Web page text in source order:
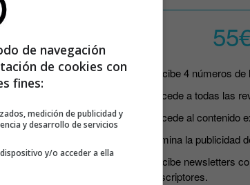
Yorokobu.
en formato digital.
de Yorokobu.
exclusivo para
Recibe 4 números
Accede a todas las
Accede al contenido
Elimina la publicidad
Recibe newsletters
suscriptores.
de navegación
de cookies con
fines:
medición de publicidad y
y desarrollo de servicios
y/o acceder a ella